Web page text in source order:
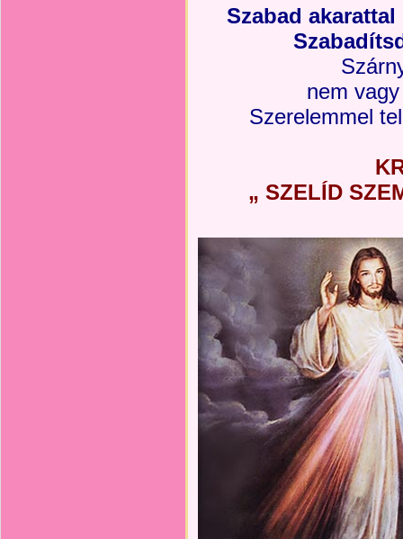
Szabad
nem
Szerelemmel
„ SZELÍD